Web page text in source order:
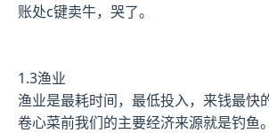
账处c键卖牛，哭了。
1.3渔业
渔业是最耗时间，最低投入，来钱最快
卷心菜前我们的主要经济来源就是钓鱼。